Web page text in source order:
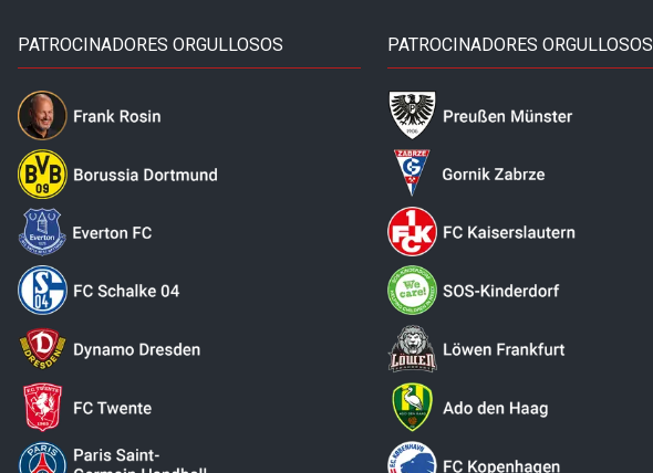
PATROCINADORES ORGULLOSOS PATROCINADORES ORGULLOSOS